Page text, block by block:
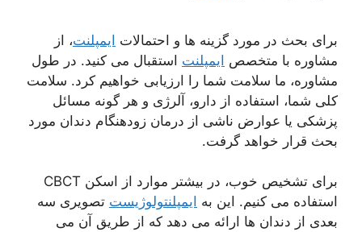
برای بحث در مورد گزینه ها و احتمالات ایمپلنت، از
مشاوره با متخصص ایمپلنت استقبال می کنید. در طول
مشاوره، ما سلامت شما را ارزیابی خواهیم کرد. سلامت
کلی شما، استفاده از دارو، آلرژی و هر گونه مسائل
پزشکی یا عوارض ناشی از درمان زودهنگام دندان مورد
بحث قرار خواهد گرفت.
برای تشخیص خوب، در بیشتر موارد از اسکن CBCT
استفاده می کنیم. این به ایمپلنتولوژیست تصویری سه
بعدی از دندان ها ارائه می دهد که از طریق آن می